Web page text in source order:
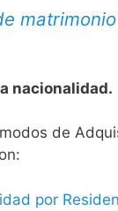
matrimonio
nacionalidad.
de
por